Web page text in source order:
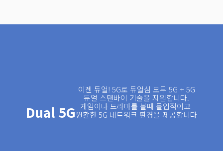
이젠 듀얼! 5G로 듀얼심 모두 5G + 5G
듀얼 스탠바이 기술을 지원합니다.
게임이나 드라마를 볼때 몰입적이고